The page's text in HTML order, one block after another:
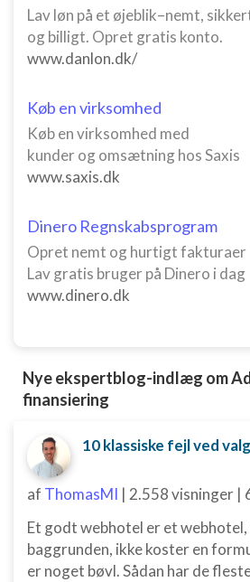
Lav løn på et øjeblik–nemt,
og billigt. Opret gratis konto.
www.danlon.dk/
Køb en virksomhed
Køb en virksomhed med
kunder og omsætning hos Saxis
www.saxis.dk
Dinero Regnskabsprogram
Opret nemt og hurtigt fakturaer
Lav gratis bruger på Dinero i dag
www.dinero.dk
Nye ekspertblog-indlæg om
finansiering
af ThomasMI | 2.558 visninger |
Et godt webhotel er et
baggrunden, ikke koster en
er noget bøvl. Sådan har de